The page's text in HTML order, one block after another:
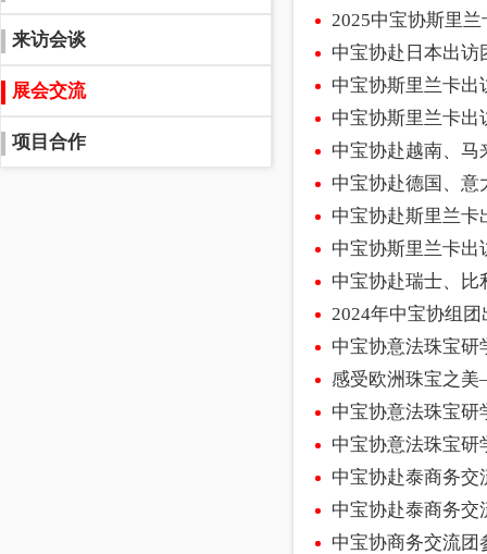
来访会谈
展会交流
项目合作
2025中宝协斯里
中宝协赴日本出访
中宝协斯里兰卡出
中宝协斯里兰卡出
中宝协赴越南、马
中宝协赴德国、意
中宝协赴斯里兰卡
中宝协斯里兰卡出
中宝协赴瑞士、比
2024年中宝协组
中宝协意法珠宝研
感受欧洲珠宝之
中宝协意法珠宝研
中宝协意法珠宝研
中宝协赴泰商务交
中宝协商务交流团